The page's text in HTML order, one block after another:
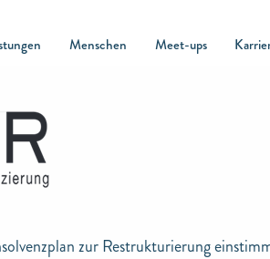
Menschen Meet-ups
zur Restrukturierung